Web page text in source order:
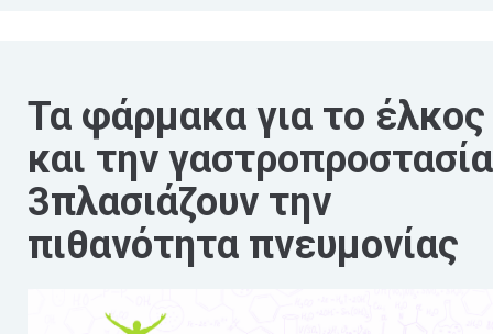
Τα φάρμακα για το έλκος
και την γαστροπροστασία
3πλασιάζουν την
πιθανότητα πνευμονίας